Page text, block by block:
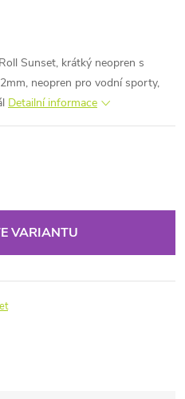
Sunset, krátký neopren s
neopren pro vodní sporty,
Detailní informace
VARIANTU